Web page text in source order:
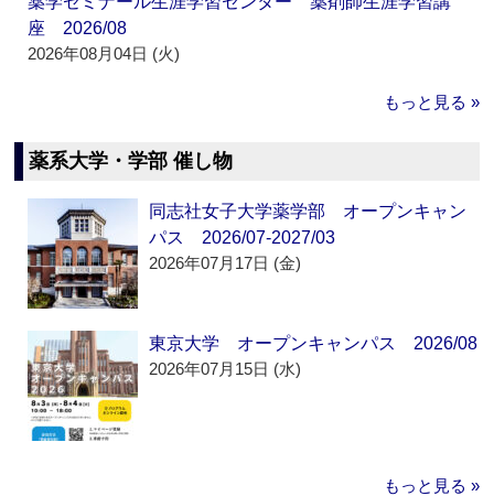
座 2026/08
2026年08月04日 (火)
もっと見る »
薬系大学・学部 催し物
同志社女子大学薬学部 オープンキャン
パス 2026/07-2027/03
2026年07月17日 (金)
東京大学 オープンキャンパス 2026/08
2026年07月15日 (水)
もっと見る »